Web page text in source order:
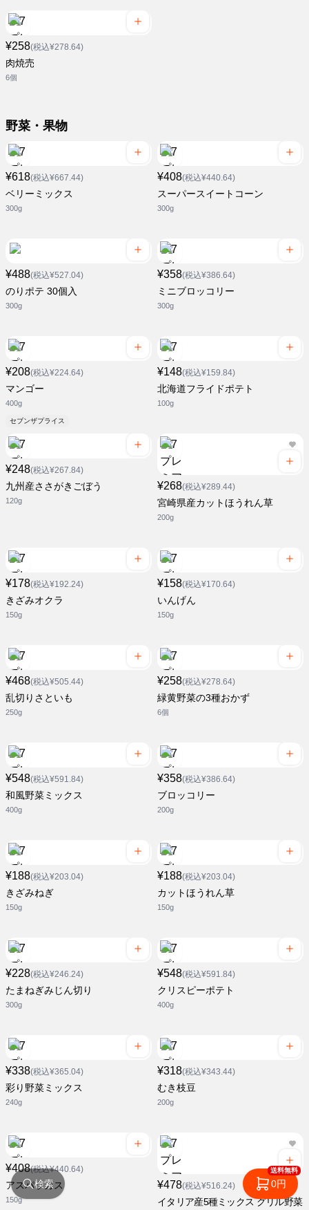
¥258(税込¥278.64)
肉焼売
6個
野菜・果物
¥618(税込¥667.44)
ベリーミックス
300g
¥408(税込¥440.64)
スーパースイートコーン
300g
¥488(税込¥527.04)
のりポテ 30個入
300g
¥358(税込¥386.64)
ミニブロッコリー
300g
¥208(税込¥224.64)
マンゴー
400g
セブンザプライス
¥148(税込¥159.84)
北海道フライドポテト
100g
¥248(税込¥267.84)
九州産ささがきごぼう
120g
¥268(税込¥289.44)
宮崎県産カットほうれん草
200g
¥178(税込¥192.24)
きざみオクラ
150g
¥158(税込¥170.64)
いんげん
150g
¥468(税込¥505.44)
乱切りさといも
250g
¥258(税込¥278.64)
緑黄野菜の3種おかず
6個
¥548(税込¥591.84)
和風野菜ミックス
400g
¥358(税込¥386.64)
ブロッコリー
200g
¥188(税込¥203.04)
きざみねぎ
150g
¥188(税込¥203.04)
カットほうれん草
150g
¥228(税込¥246.24)
たまねぎみじん切り
300g
¥548(税込¥591.84)
クリスピーポテト
400g
¥338(税込¥365.04)
彩り野菜ミックス
240g
¥318(税込¥343.44)
むき枝豆
200g
¥408(税込¥440.64)
アスパラガス
150g
¥478(税込¥516.24)
イタリア産5種ミックス グリル野菜
検索
送料無料
0円